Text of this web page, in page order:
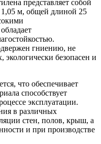
представляет собой
м, общей длиной 25
гниению, не
экологически безопасен и
что обеспечивает
способствует
эксплуатации.
в различных
стен, полов, крыш, а
и при производстве